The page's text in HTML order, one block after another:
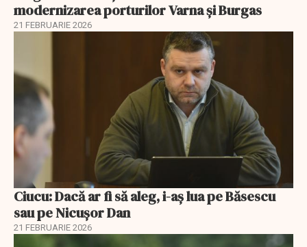
modernizarea porturilor Varna și Burgas
21 FEBRUARIE 2026
Ciucu: Dacă ar fi să aleg, i-aș lua pe Băsescu
sau pe Nicușor Dan
21 FEBRUARIE 2026